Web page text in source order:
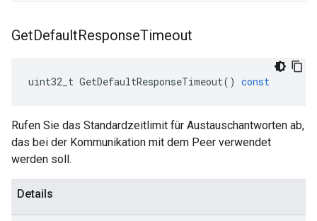
GetDefaultResponseTimeout
uint32_t GetDefaultResponseTimeout() const
Rufen Sie das Standardzeitlimit für Austauschantworten ab,
das bei der Kommunikation mit dem Peer verwendet
werden soll.
Details